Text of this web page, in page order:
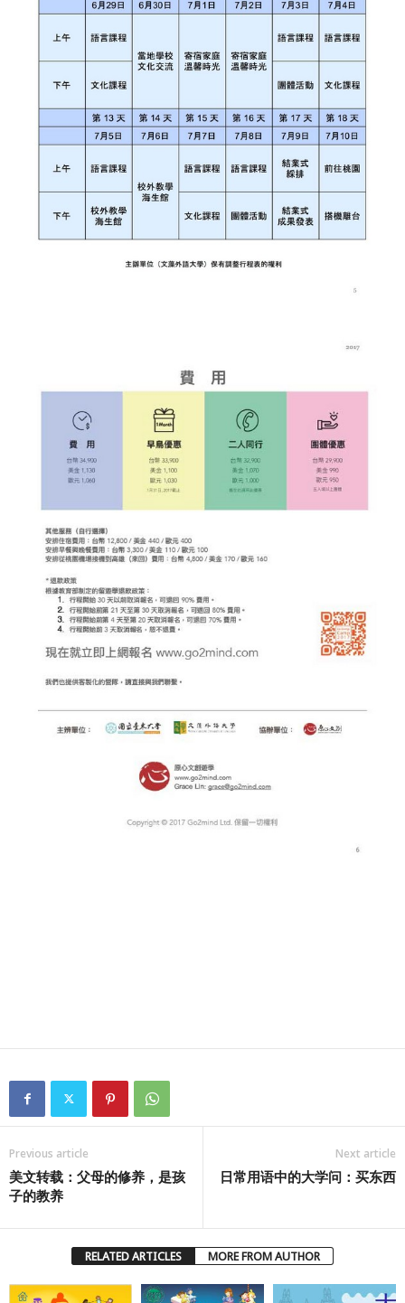
Previous article
美文转载：父母的修养，是孩
子的教养
Next article
日常用语中的大学问：买东西
RELATED ARTICLES MORE FROM AUTHOR